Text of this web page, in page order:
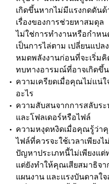
เกิดขึ้นหากไม่มีแรงกดดันด้
เรื่องของการช่วยหาสมดุล
ไม่ใช่การทำงานหรือกำห
เป็นการไล่ตาม เปลี่ยนแป
หมดพลังงานก่อนที่จะเริ่มคิ
ทบทางอารมณ์ที่อาจเกิดขึ้
ความเครียดเมื่อคุณไม่แน่
อะไร
ความสับสนจากการสลับร
และโฟลเดอร์หรือไฟล์
ความหงุดหงิดเมื่อคุณรู้ว่า
ไฟล์ที่ควรจะใช้เวลาเพียงไ
ปัญหาประเภทนี้ไม่เพียงแ
แต่ยังทำให้คุณเสียสมาธิจ
แผนงาน และแรงบันดาลใ